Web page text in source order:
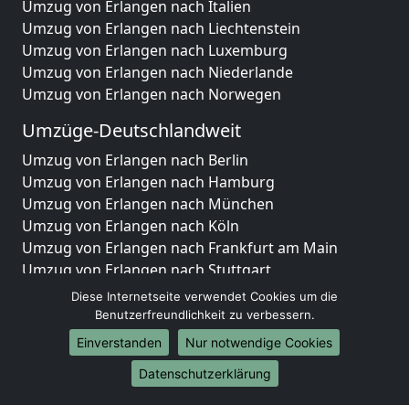
Umzug von Erlangen nach Italien
Umzug von Erlangen nach Liechtenstein
Umzug von Erlangen nach Luxemburg
Umzug von Erlangen nach Niederlande
Umzug von Erlangen nach Norwegen
Umzüge-Deutschlandweit
Umzug von Erlangen nach Berlin
Umzug von Erlangen nach Hamburg
Umzug von Erlangen nach München
Umzug von Erlangen nach Köln
Umzug von Erlangen nach Frankfurt am Main
Umzug von Erlangen nach Stuttgart
Umzug von Erlangen nach Düsseldorf
Umzug von Erlangen nach Leipzig
Umzug von Erlangen nach Dortmund
Umzug von Erlangen nach Essen
Umzug von Erlangen nach Bremen
Diese Internetseite verwendet Cookies um die
Benutzerfreundlichkeit zu verbessern.
Einverstanden
Nur notwendige Cookies
Datenschutzerklärung